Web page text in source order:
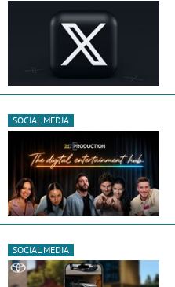
SOCIAL MEDIA
SOCIAL MEDIA